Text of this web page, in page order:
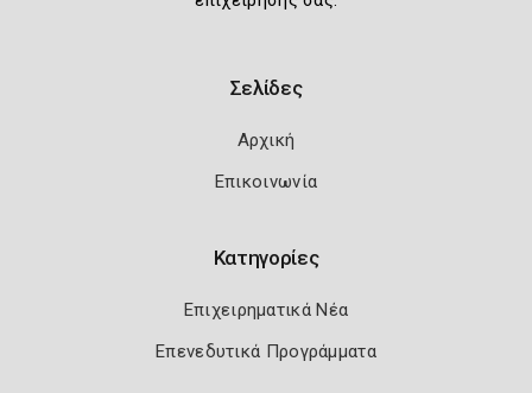
Σελίδες
Αρχική
Επικοινωνία
Κατηγορίες
Επιχειρηματικά Νέα
Επενεδυτικά Προγράμματα